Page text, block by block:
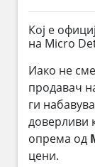
Кој е
на Micro
Иако не
продавач
ги
доверливи
опрема од
цени.